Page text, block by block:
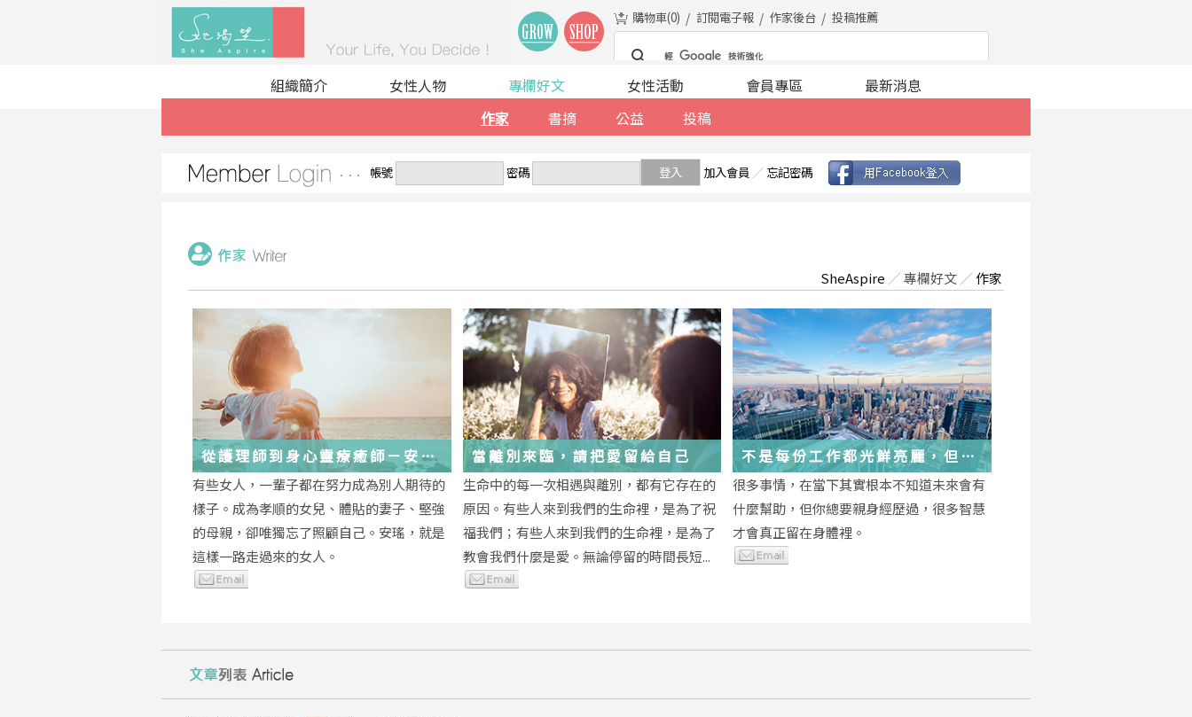
購物車(0) 訂閱電子報 作家後台 投稿推薦
組織簡介 女性人物
專欄好文
作家
書摘 公益 投稿
女性活動 會員專區 最新消息
帳號 密碼 登入 加入會員 ／ 忘記密碼
SheAspire ／專欄好文 ／ 作家
從護理師到身心靈療癒師－安
瑤：每一段低谷，都能成為重生
的起點
有些女人，一輩子都在努力成為別人期待的
樣子。成為孝順的女兒、體貼的妻子、堅強
的母親，卻唯獨忘了照顧自己。安瑤，就是
這樣一路走過來的女人。
當離別來臨，請把愛留給自己
生命中的每一次相遇與離別，都有它存在的
原因。有些人來到我們的生命裡，是為了祝
福我們；有些人來到我們的生命裡，是為了
教會我們什麼是愛。無論停留的時間長短...
不是每份工作都光鮮亮麗，但每
段經歷都在偷偷改變你
很多事情，在當下其實根本不知道未來會有
什麼幫助，但你總要親身經歷過，很多智慧
才會真正留在身體裡。